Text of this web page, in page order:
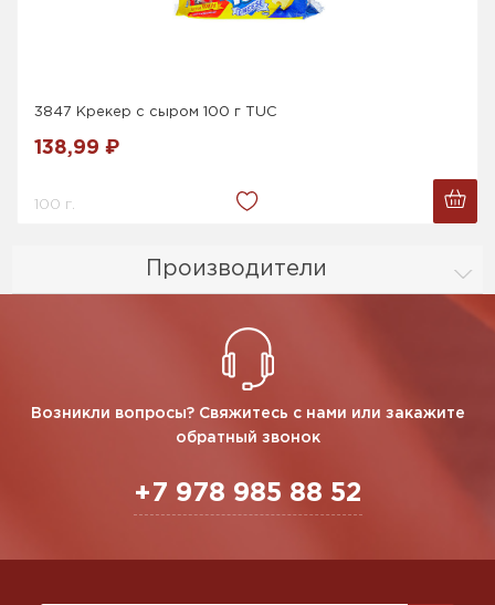
Производители
3847 Крекер с сыром 100 г TUC
138,99 ₽
100 г.
Возникли вопросы? Свяжитесь с нами или закажите
обратный звонок
+7 978 985 88 52